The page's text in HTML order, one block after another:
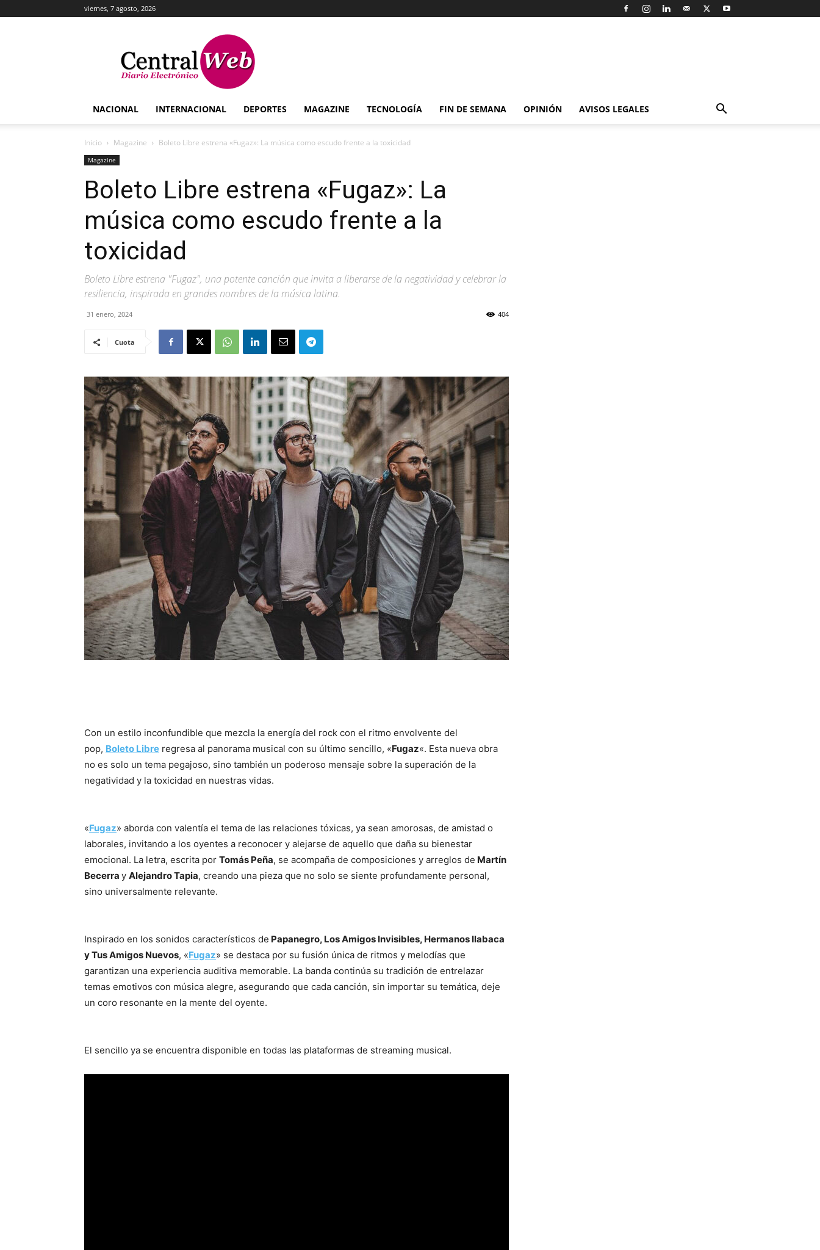
viernes, 7 agosto, 2026
Central
Web
NACIONAL INTERNACIONAL DEPORTES MAGAZINE TECNOLOGÍA FIN DE SEMANA OPINIÓN AVISOS LEGALES
Inicio Magazine Boleto Libre estrena «Fugaz»: La música como escudo frente a la toxicidad
Magazine
Boleto Libre estrena «Fugaz»: La
música como escudo frente a la
toxicidad
Boleto Libre estrena "Fugaz", una potente canción que invita a liberarse de la negatividad y celebrar la
resiliencia, inspirada en grandes nombres de la música latina.
31 enero, 2024 404
Cuota
Con un estilo inconfundible que mezcla la energía del rock con el ritmo envolvente del
pop, Boleto Libre regresa al panorama musical con su último sencillo, «Fugaz«. Esta nueva obra
no es solo un tema pegajoso, sino también un poderoso mensaje sobre la superación de la
negatividad y la toxicidad en nuestras vidas.
«Fugaz» aborda con valentía el tema de las relaciones tóxicas, ya sean amorosas, de amistad o
laborales, invitando a los oyentes a reconocer y alejarse de aquello que daña su bienestar
emocional. La letra, escrita por Tomás Peña, se acompaña de composiciones y arreglos de Martín
Becerra y Alejandro Tapia, creando una pieza que no solo se siente profundamente personal,
sino universalmente relevante.
Inspirado en los sonidos característicos de Papanegro, Los Amigos Invisibles, Hermanos Ilabaca
y Tus Amigos Nuevos, «Fugaz» se destaca por su fusión única de ritmos y melodías que
garantizan una experiencia auditiva memorable. La banda continúa su tradición de entrelazar
temas emotivos con música alegre, asegurando que cada canción, sin importar su temática, deje
un coro resonante en la mente del oyente.
El sencillo ya se encuentra disponible en todas las plataformas de streaming musical.